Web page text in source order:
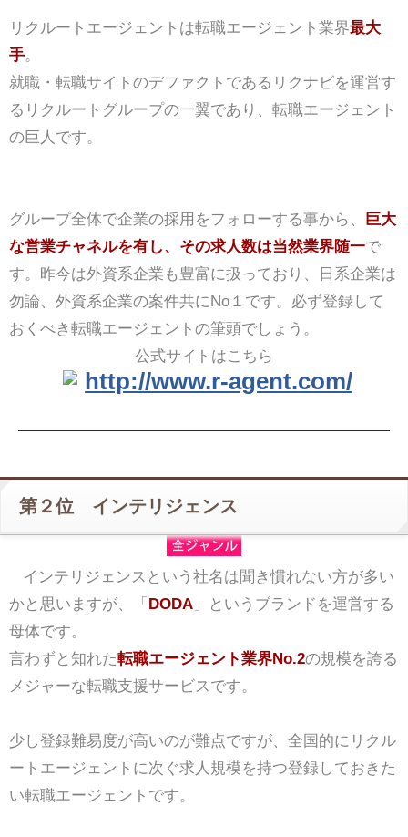
リクルートエージェントは転職エージェント業界最大
手。
就職・転職サイトのデファクトであるリクナビを運営す
るリクルートグループの一翼であり、転職エージェント
の巨人です。
グループ全体で企業の採用をフォローする事から、
巨大
な営業チャネルを有し、その求人数は当然業界随一で
す。昨今は外資系企業も豊富に扱っており、日系企業は
勿論、外資系企業の案件共にNo１です。必ず登録して
おくべき転職エージェントの筆頭でしょう。
公式サイトはこちら
http://www.r-agent.com/
第２位 インテリジェンス
インテリジェンスという社名は聞き慣れない方が多い
かと思いますが、「 DODA」というブランドを運営する
母体です。
言わずと知れた転職エージェント業界No.2の規模を誇る
メジャーな転職支援サービスです。
少し登録難易度が高いのが難点ですが、全国的にリクル
ートエージェントに次ぐ求人規模を持つ登録しておきた
い転職エージェントです。